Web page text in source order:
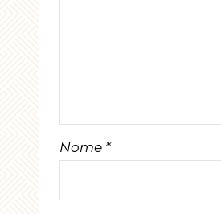
Nome *